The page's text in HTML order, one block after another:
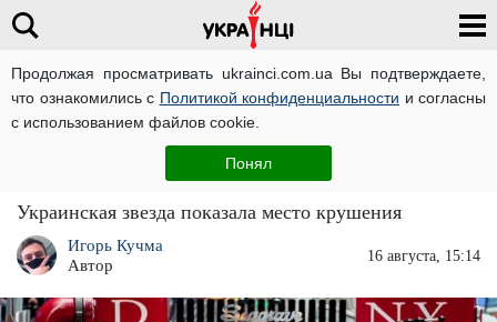
Продолжая просматривать ukrainci.com.ua Вы подтверждаете,
что ознакомились с Политикой конфиденциальности и согласны
с использованием файлов cookie.
Понял
"Соболезнуем семьям погибших": Регина
Тодоренко показала место великой трагедии
Украинская звезда показала место крушения
Игорь Кучма
Автор
16 августа, 15:14